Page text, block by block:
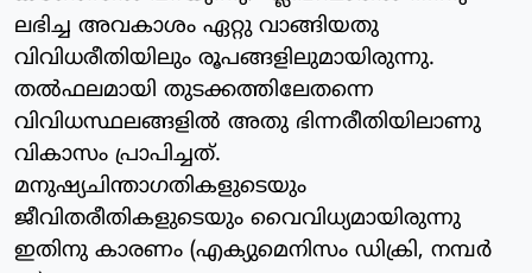
ലഭിച്ച അവകാശം ഏറ്റു വാങ്ങിയതു
വിവിധരീതിയിലും രൂപങ്ങളിലുമായിരുന്നു.
തല്‍ഫലമായി തുടക്കത്തിലേതന്നെ
വിവിധസ്ഥലങ്ങളില്‍ അതു ഭിന്നരീതിയിലാണു
വികാസം പ്രാപിച്ചത്.
മനുഷ്യചിന്താഗതികളുടെയും
ജീവിതരീതികളുടെയും വൈവിധ്യമായിരുന്നു
ഇതിനു കാരണം (എക്യുമെനിസം ഡിക്രി, നമ്പര്‍